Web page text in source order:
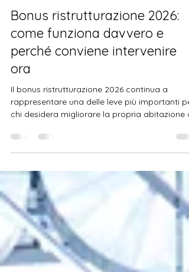
mttferrarini
8 apr
Bonus ristrutturazione 2026:
come funziona davvero e
perché conviene intervenire
ora
Il bonus ristrutturazione 2026 continua a
rappresentare una delle leve più importanti per
valorizzare un immobile. In un contesto in cui
incentivi edilizi sono stati ridimensionati
agli anni passati, questa agevolazione resta
concreta, accessibile e soprattutto strategica
se utilizzata nel modo corretto. Per chi vive e
investe in Emilia Romagna, affidarsi a realtà
strutturate come Maredo Soluzioni Edili
permette n